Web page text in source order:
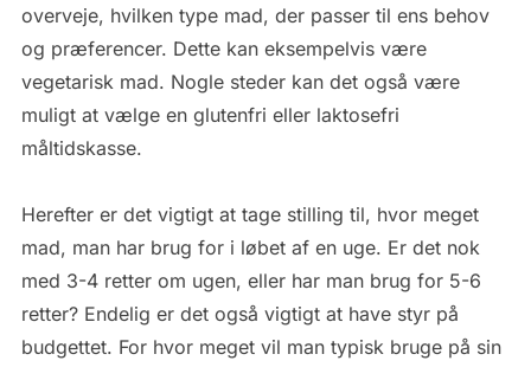
overveje, hvilken type mad, der passer til ens behov
og præferencer. Dette kan eksempelvis være
vegetarisk mad. Nogle steder kan det også være
muligt at vælge en glutenfri eller laktosefri
måltidskasse.
Herefter er det vigtigt at tage stilling til, hvor meget
mad, man har brug for i løbet af en uge. Er det nok
med 3-4 retter om ugen, eller har man brug for 5-6
retter? Endelig er det også vigtigt at have styr på
budgettet. For hvor meget vil man typisk bruge på sin